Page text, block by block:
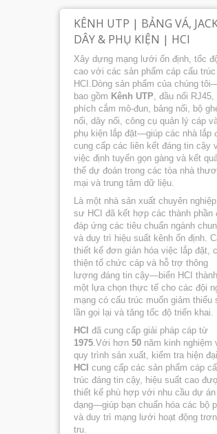
KÊNH UTP | BẢNG VÁ,
DÂY & PHỤ KIỆN | HCI
Xây dựng mạng lưới ổn định, tốc
cao với các sản phẩm cáp cấu trúc
HCI.Dòng sản phẩm của chúng
bao gồm Kênh UTP, đầu nối RJ45,
phích cắm mô-đun, bảng nối, bộ
nối, dây nối, công cụ quản lý cáp
phụ kiện lắp đặt—giúp các nhà lắp
cung cấp các liên kết đáng tin cậy
việc định tuyến gọn gàng và kết
thể dự đoán trong các tòa nhà
mại và trung tâm dữ liệu.
Là một nhà sản xuất chuyên
sư HCI đã kết hợp các thành phần
đáp ứng các tiêu chuẩn ngành
và duy trì hiệu suất kênh ổn định.
thiết kế đơn giản hóa việc lắp đặt,
thiện tổ chức cáp và hỗ trợ thông
lượng đáng tin cậy—biến HCI thành
một lựa chọn thực tế cho các đội
mạng có cấu trúc muốn giảm thiểu
lần gọi lại và tăng tốc độ triển khai.
HCI đã cung cấp giải pháp cáp từ
1975.Với hơn 50 năm kinh nghiệm
quy trình sản xuất, kiểm tra hiện
HCI cung cấp các sản phẩm cáp
trúc đáng tin cậy, hiệu suất cao
thiết kế phù hợp với nhu cầu dự án
dạng—giúp bạn chuẩn hóa các bộ
và duy trì mạng lưới hoạt động trơn
tru.